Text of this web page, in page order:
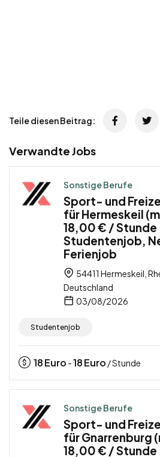
Teile diesen Beitrag:
Verwandte Jobs
Sonstige Berufe
Sport- und
für Hermeskeil
18,00 € / Stunde
Studentenjob,
Ferienjob
54411 Hermeskeil,
Deutschland
03/08/2026
Studentenjob
18Euro -18Euro / Stunde
Sonstige Berufe
Sport- und
für Gnarrenburg
18,00 € / Stunde